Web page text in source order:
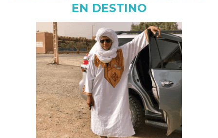
EN DESTINO